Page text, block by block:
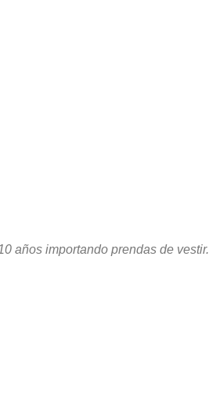
años importando prendas de vestir.